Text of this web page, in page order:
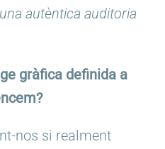
autèntica auditoria
gràfica definida a
nos si realment